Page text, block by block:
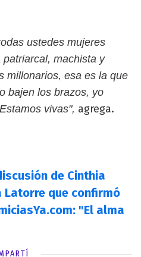
ustedes mujeres
machista y
millonarios, esa es la que
bajen los brazos, yo
vivas", agrega.
de Cinthia
Latorre que confirmó
"El alma